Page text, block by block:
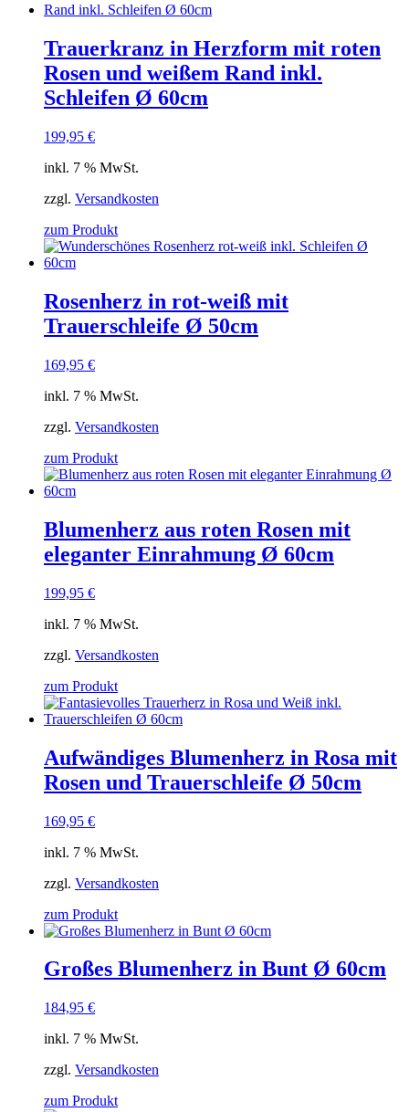
Trauerkranz in Herzform mit roten
Rosen und weißem Rand inkl.
Schleifen Ø 60cm
199,95 €
inkl. 7 % MwSt.
zzgl. Versandkosten
zum Produkt
Rosenherz in rot-weiß mit
Trauerschleife Ø 50cm
169,95 €
inkl. 7 % MwSt.
zzgl. Versandkosten
zum Produkt
Blumenherz aus roten Rosen mit
eleganter Einrahmung Ø 60cm
199,95 €
inkl. 7 % MwSt.
zzgl. Versandkosten
zum Produkt
Aufwändiges Blumenherz in Rosa mit
Rosen und Trauerschleife Ø 50cm
169,95 €
inkl. 7 % MwSt.
zzgl. Versandkosten
zum Produkt
Großes Blumenherz in Bunt Ø 60cm
184,95 €
inkl. 7 % MwSt.
zzgl. Versandkosten
zum Produkt